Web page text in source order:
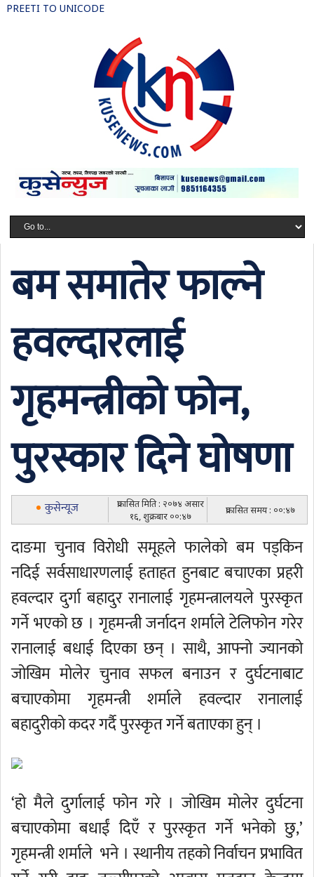
PREETI TO UNICODE
बम समातेर फाल्ने
हवल्दारलाई
गृहमन्त्रीको फोन,
पुरस्कार दिने घोषणा
कुसेन्यूज
प्रकासित मिति : २०७४ असार
१६, शुक्रबार ००:४७
प्रकासित समय : ००:४७
दाङमा चुनाव विरोधी समूहले फालेको बम पड्किन
नदिई सर्वसाधारणलाई हताहत हुनबाट बचाएका प्रहरी
हवल्दार दुर्गा बहादुर रानालाई गृहमन्त्रालयले पुरस्कृत
गर्ने भएको छ । गृहमन्त्री जर्नादन शर्माले टेलिफोन गरेर
रानालाई बधाई दिएका छन् । साथै, आफ्नो ज्यानको
जोखिम मोलेर चुनाव सफल बनाउन र दुर्घटनाबाट
बचाएकोमा गृहमन्त्री शर्माले हवल्दार रानालाई
बहादुरीको कदर गर्दै पुरस्कृत गर्ने बताएका हुन् ।
‘हो मैले दुर्गालाई फोन गरे । जोखिम मोलेर दुर्घटना
बचाएकोमा बधाईं दिएँ र पुरस्कृत गर्ने भनेको छु,’
गृहमन्त्री शर्माले भने । स्थानीय तहको निर्वाचन प्रभावित